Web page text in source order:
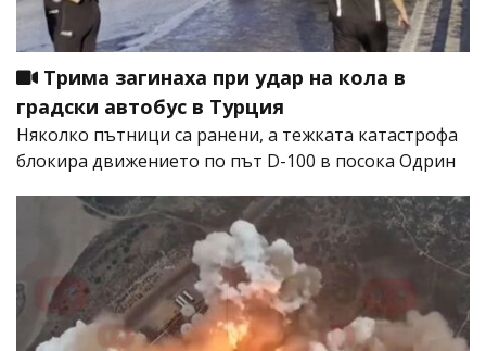
Трима загинаха при удар на кола в
градски автобус в Турция
Няколко пътници са ранени, а тежката катастрофа
блокира движението по път D-100 в посока Одрин